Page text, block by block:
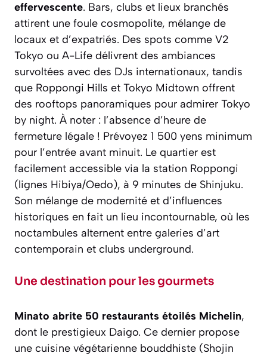
effervescente. Bars, clubs et lieux branchés
attirent une foule cosmopolite, mélange de
locaux et d’expatriés. Des spots comme V2
Tokyo ou A-Life délivrent des ambiances
survoltées avec des DJs internationaux, tandis
que Roppongi Hills et Tokyo Midtown offrent
des rooftops panoramiques pour admirer Tokyo
by night. À noter : l’absence d’heure de
fermeture légale ! Prévoyez 1 500 yens minimum
pour l’entrée avant minuit. Le quartier est
facilement accessible via la station Roppongi
(lignes Hibiya/Oedo), à 9 minutes de Shinjuku.
Son mélange de modernité et d’influences
historiques en fait un lieu incontournable, où les
noctambules alternent entre galeries d’art
contemporain et clubs underground.
Une destination pour les gourmets
Minato abrite 50 restaurants étoilés Michelin,
dont le prestigieux Daigo. Ce dernier propose
une cuisine végétarienne bouddhiste (Shojin